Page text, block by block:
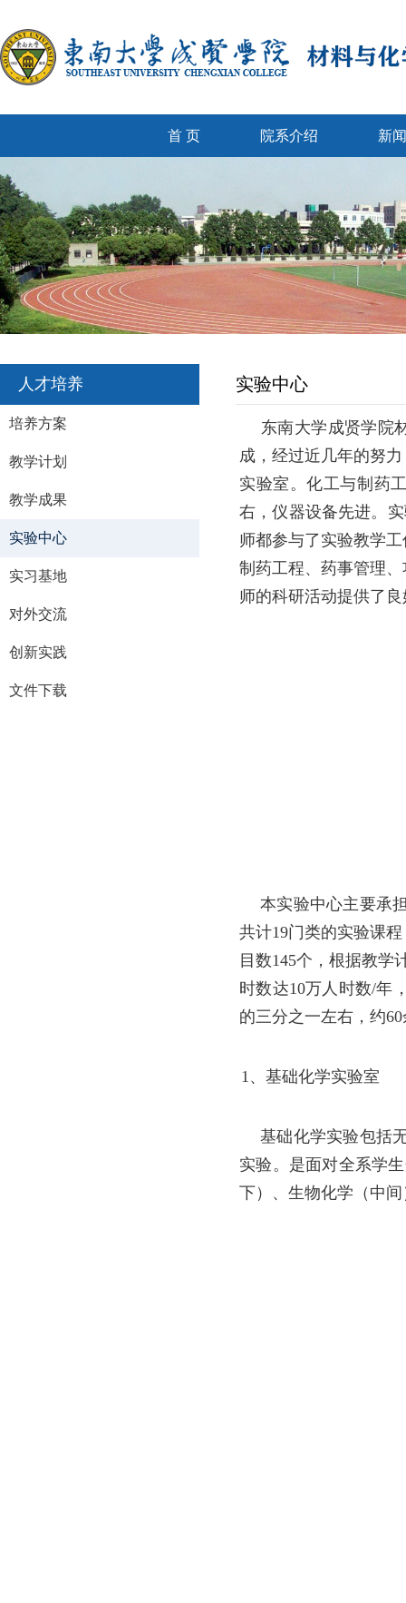
首 页 院系介绍 新
人才培养
培养方案
教学计划
教学成果
实验中心
实习基地
对外交流
创新实践
文件下载
实验中心
东南大学成贤学院
成，经过近几年的努
实验室。化工与制药
右，仪器设备先进。
师都参与了实验教学
制药工程、药事管理
师的科研活动提供了
本实验中心主要承
共计19门类的实验课
目数145个，根据教学
时数达10万人时数/年
的三分之一左右，约
1、基础化学实验室
基础化学实验包括
实验。是面对全系学
下）、生物化学（中